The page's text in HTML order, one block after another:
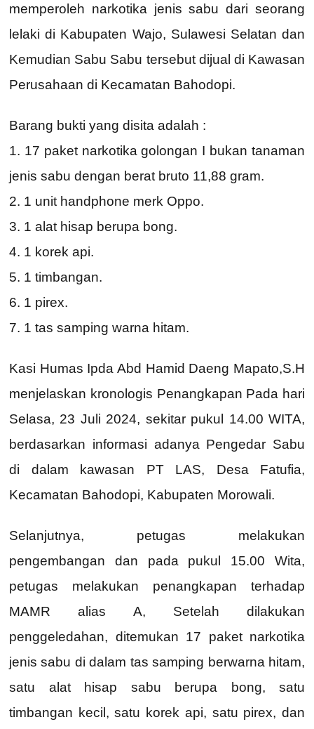
memperoleh narkotika jenis sabu dari seorang
lelaki di Kabupaten Wajo, Sulawesi Selatan dan
Kemudian Sabu Sabu tersebut dijual di Kawasan
Perusahaan di Kecamatan Bahodopi.
Barang bukti yang disita adalah :
1. 17 paket narkotika golongan I bukan tanaman
jenis sabu dengan berat bruto 11,88 gram.
2. 1 unit handphone merk Oppo.
3. 1 alat hisap berupa bong.
4. 1 korek api.
5. 1 timbangan.
6. 1 pirex.
7. 1 tas samping warna hitam.
Kasi Humas Ipda Abd Hamid Daeng Mapato,S.H
menjelaskan kronologis Penangkapan Pada hari
Selasa, 23 Juli 2024, sekitar pukul 14.00 WITA,
berdasarkan informasi adanya Pengedar Sabu
di dalam kawasan PT LAS, Desa Fatufia,
Kecamatan Bahodopi, Kabupaten Morowali.
Selanjutnya, petugas melakukan
pengembangan dan pada pukul 15.00 Wita,
petugas melakukan penangkapan terhadap
MAMR alias A, Setelah dilakukan
penggeledahan, ditemukan 17 paket narkotika
jenis sabu di dalam tas samping berwarna hitam,
satu alat hisap sabu berupa bong, satu
timbangan kecil, satu korek api, satu pirex, dan